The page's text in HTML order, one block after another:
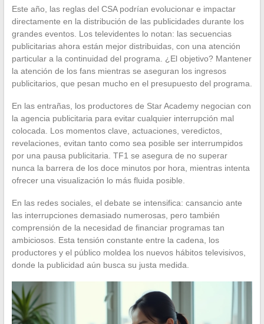
Este año, las reglas del CSA podrían evolucionar e impactar
directamente en la distribución de las publicidades durante los
grandes eventos. Los televidentes lo notan: las secuencias
publicitarias ahora están mejor distribuidas, con una atención
particular a la continuidad del programa. ¿El objetivo? Mantener
la atención de los fans mientras se aseguran los ingresos
publicitarios, que pesan mucho en el presupuesto del programa.
En las entrañas, los productores de Star Academy negocian con
la agencia publicitaria para evitar cualquier interrupción mal
colocada. Los momentos clave, actuaciones, veredictos,
revelaciones, evitan tanto como sea posible ser interrumpidos
por una pausa publicitaria. TF1 se asegura de no superar
nunca la barrera de los doce minutos por hora, mientras intenta
ofrecer una visualización lo más fluida posible.
En las redes sociales, el debate se intensifica: cansancio ante
las interrupciones demasiado numerosas, pero también
comprensión de la necesidad de financiar programas tan
ambiciosos. Esta tensión constante entre la cadena, los
productores y el público moldea los nuevos hábitos televisivos,
donde la publicidad aún busca su justa medida.